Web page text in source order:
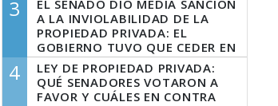
MARIDO
3
EL SENADO DIO MEDIA SANCIÓN
A LA INVIOLABILIDAD DE LA
PROPIEDAD PRIVADA: EL
GOBIERNO TUVO QUE CEDER EN
LA LEY DEL MANEJO DEL FUEGO
4
LEY DE PROPIEDAD PRIVADA:
QUÉ SENADORES VOTARON A
FAVOR Y CUÁLES EN CONTRA